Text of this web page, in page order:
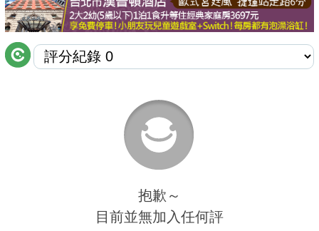
討論區
聯絡我們
抱歉～
目前並無加入任何評